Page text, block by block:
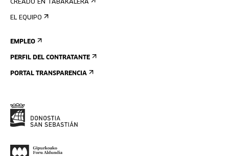
CREADO EN TABAKALERA
EL EQUIPO
EMPLEO
PERFIL DEL CONTRATANTE
PORTAL TRANSPARENCIA